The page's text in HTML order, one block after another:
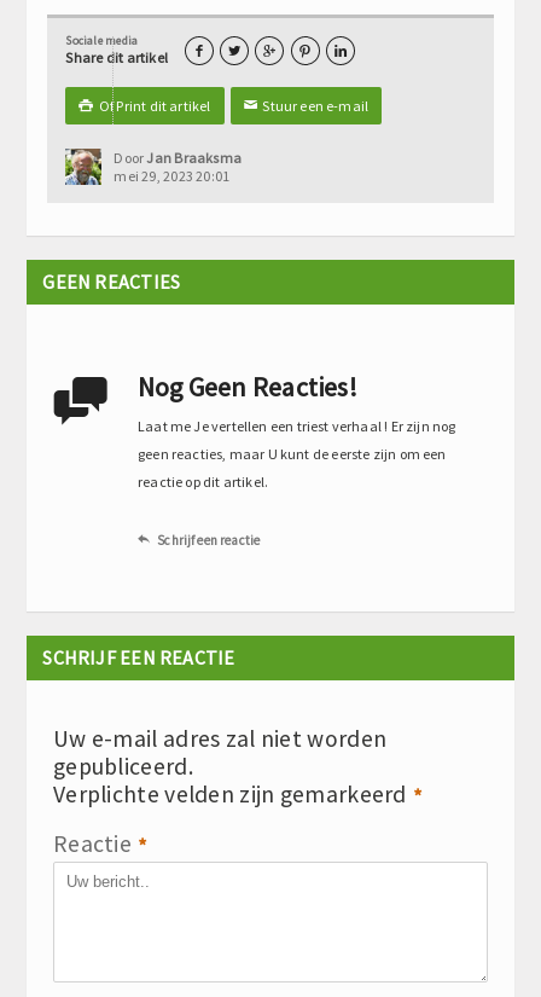
Sociale media
Share dit artikel     
 Of Print dit artikel ✉Stuur een e-mail
DoorJan Braaksma
mei 29, 2023 20:01
GEEN REACTIES
 Nog Geen Reacties!
Laat me Je vertellen een triest verhaal ! Er zijn nog
geen reacties, maar U kunt de eerste zijn om een
reactie op dit artikel.
 Schrijf een reactie
SCHRIJF EEN REACTIE
Uw e-mail adres zal niet worden
gepubliceerd.
Verplichte velden zijn gemarkeerd *
Reactie *